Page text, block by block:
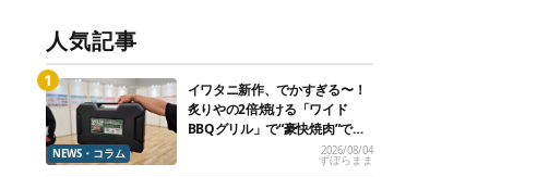
人気記事
NEWS・コラム
イワタニ新作、でかすぎる〜！
炙りやの2倍焼ける「ワイド
BBQグリル」で“豪快焼肉”でき
2026/08/04
ずぼらまま